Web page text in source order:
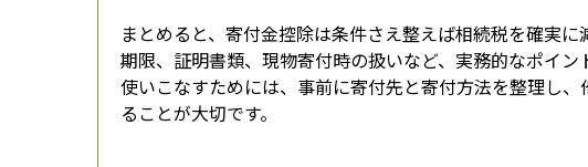
まとめると、寄付金控除は条件さえ整えば相続税を確実
期限、証明書類、現物寄付時の扱いなど、実務的なポイ
使いこなすためには、事前に寄付先と寄付方法を整理し
ることが大切です。